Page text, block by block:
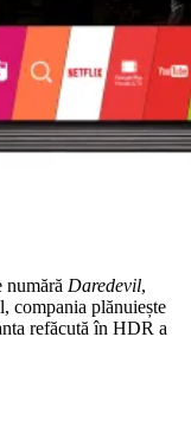
numără Daredevil,
compania plănuiește
refăcută în HDR a